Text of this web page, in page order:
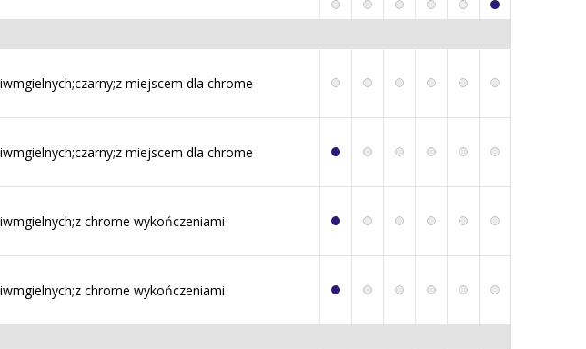
miejscem dla chrome
miejscem dla chrome
chrome wykończeniami
chrome wykończeniami